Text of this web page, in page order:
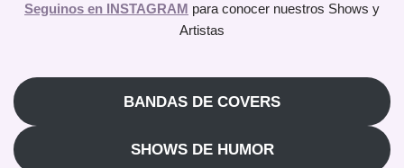
Seguinos en INSTAGRAM para conocer nuestros Shows y
Artistas
BANDAS DE COVERS
SHOWS DE HUMOR